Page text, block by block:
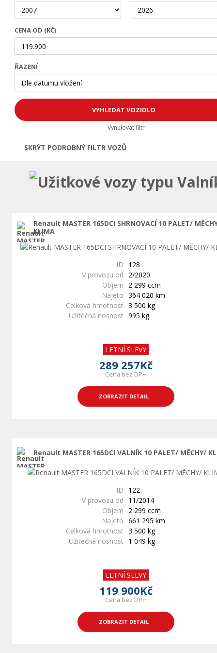
CENA OD (KČ)
ŘAZENÍ
Vynulovat filtr
SKRÝT PODROBNÝ FILTR VOZŮ
Užitkové vozy typu
Renault MASTER 165DCI SHRNOVACÍ 10 PALET/
KLIMA
ID
128
V provozu od
2/2020
Objem
2 299 ccm
Najeto 364 020 km
Celková hmotnost 3 500 kg
Užitečná nosnost 995 kg
LETNÍ SLEVY
289 257Kč
Cena bez DPH
ZOBRAZIT DETAIL
Renault MASTER 165DCI VALNÍK 10 PALET/ MĚCHY/
ID
122
V provozu od
11/2014
Objem
2 299 ccm
Najeto 661 295 km
Celková hmotnost 3 500 kg
Užitečná nosnost
1 049 kg
LETNÍ SLEVY
119 900Kč
Cena bez DPH
ZOBRAZIT DETAIL